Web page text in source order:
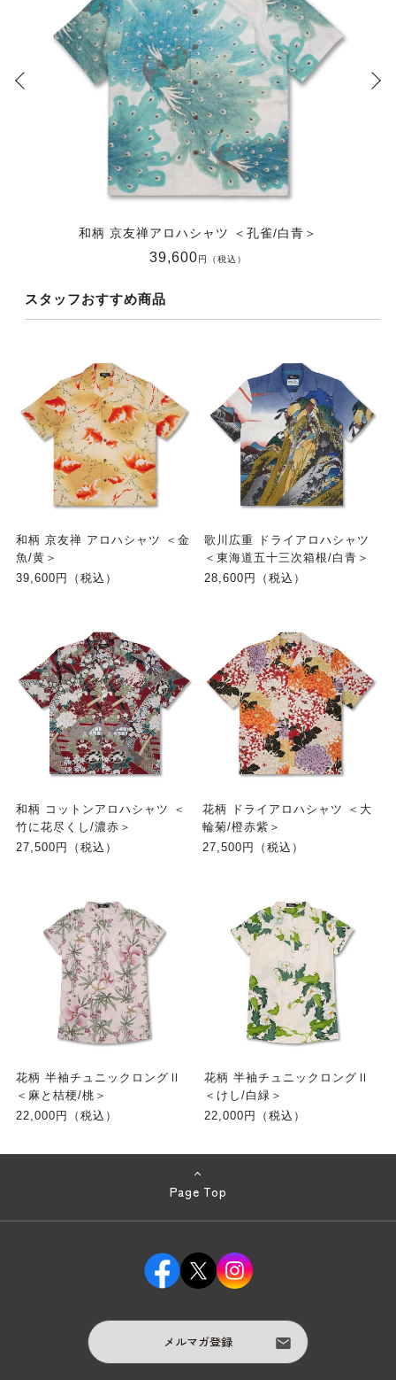
和柄 京友禅アロハシャツ ＜孔雀/白青＞
39,600円（税込）
スタッフおすすめ商品
和柄 京友禅 アロハシャツ ＜金
魚/黄＞
39,600円（税込）
歌川広重 ドライアロハシャツ
＜東海道五十三次箱根/白青＞
28,600円（税込）
和柄 コットンアロハシャツ ＜
竹に花尽くし/濃赤＞
27,500円（税込）
花柄 ドライアロハシャツ ＜大
輪菊/橙赤紫＞
27,500円（税込）
花柄 半袖チュニックロングⅡ
＜麻と桔梗/桃＞
22,000円（税込）
花柄 半袖チュニックロングⅡ
＜けし/白緑＞
22,000円（税込）
Page Top
メルマガ登録